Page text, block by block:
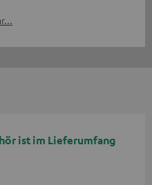
ist im Lieferumfang